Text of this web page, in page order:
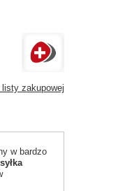
listy zakupowej
w bardzo